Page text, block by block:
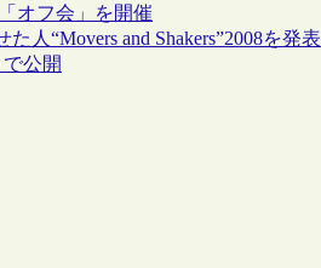
オフ会」を開催
人“Movers and Shakers”2008を発表
公開